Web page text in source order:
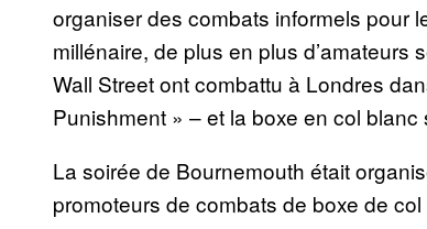
organiser des combats informels pour
millénaire, de plus en plus
Wall Street ont combattu à Londres
Punishment » – et la boxe en col
La soirée de Bournemouth était
promoteurs de combats de boxe de